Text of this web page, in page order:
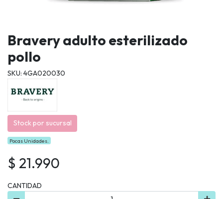
Bravery adulto esterilizado
pollo
SKU: 4GA020030
Stock por sucursal
Pocas Unidades.
$ 21.990
CANTIDAD